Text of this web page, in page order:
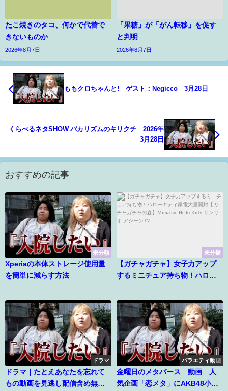
たこ焼きのタコ、何かで代替で
きないものか
2026年8月7日
「果糖」が「がん転移」を促す
と判明
2026年8月7日
ももクロちゃんと! ゲスト：Negicco 3月28日
くらべるネタSHOW バカリズムのキリクチ 2026年
3月28日
おすすめの記事
未分類
Xperiaの本体ストレージ使用量
を簡単に減らす方法
未分類
【ガチャガチャ】女子力アップ
するミニチュア持ち物！ハロー
チャの森】Miniature Hello Kitty
サンリオ アジーンTV
ドラマ
ドラマ｜たとえあなたを忘れて
もの動画を見逃し配信含め無料
バラエティ動画
金曜日のメタバース 動画 人
気企画「恋メタ」にAKB48小栗